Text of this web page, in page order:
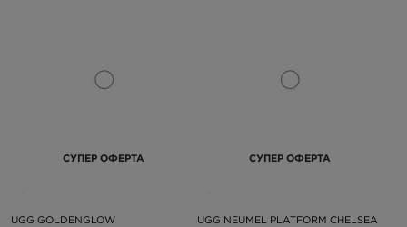
СУПЕР ОФЕРТА
UGG GOLDENGLOW
СУПЕР ОФЕРТА
UGG NEUMEL PLATFORM CHELSEA